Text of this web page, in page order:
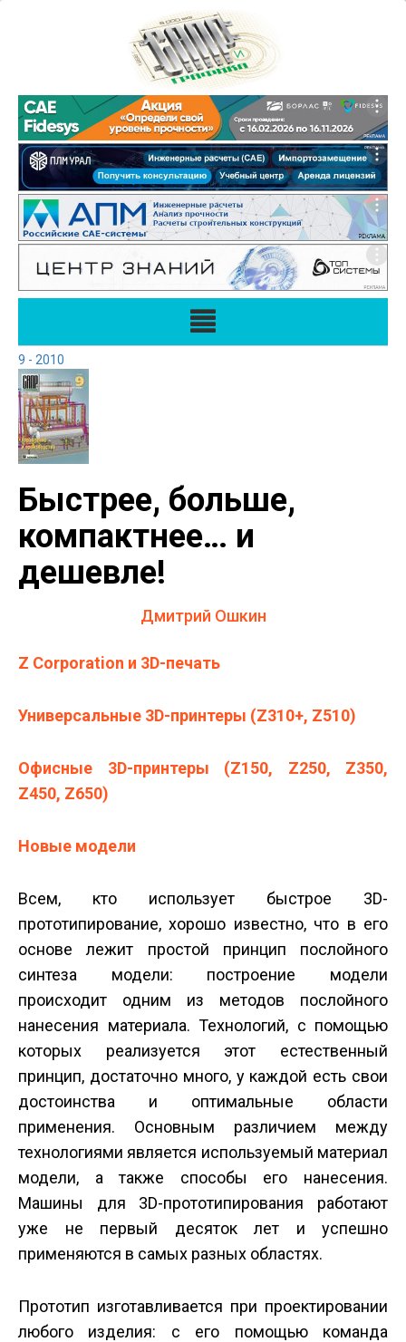
9 - 2010
Быстрее, больше,
компактнее… и
дешевле!
Дмитрий Ошкин
Z Corporation и 3D-печать
Универсальные 3D-принтеры (Z310+, Z510)
Офисные 3D-принтеры (Z150, Z250, Z350,
Z450, Z650)
Новые модели
Всем, кто использует быстрое 3D-
прототипирование, хорошо известно, что в его
основе лежит простой принцип послойного
синтеза модели: построение модели
происходит одним из методов послойного
нанесения материала. Технологий, с помощью
которых реализуется этот естественный
принцип, достаточно много, у каждой есть свои
достоинства и оптимальные области
применения. Основным различием между
технологиями является используемый материал
модели, а также способы его нанесения.
Машины для 3D-прототипирования работают
уже не первый десяток лет и успешно
применяются в самых разных областях.
Прототип изготавливается при проектировании
любого изделия: с его помощью команда